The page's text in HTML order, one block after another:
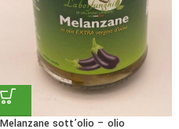
Melanzane sott’olio – olio